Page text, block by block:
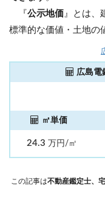
『公示地価 』とは、
標準的な価値・土地の
広島電
㎡単価
24.3万円/㎡
この記事は不動産鑑定士、